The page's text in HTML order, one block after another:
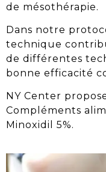
de mésothérapie.
Dans notre
technique
de différentes
bonne efficacité
NY Center
Compléments
Minoxidil 5%.